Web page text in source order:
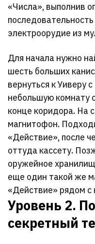
«Числа», выполнив
электроорудие из
Для начала нужно
шесть больших
вернуться к Уиверу
небольшую комнату
конце коридора. На
магнитофон.
«Действие», после
оттуда кассету.
оружейное
еще один такой же
«Действие» рядом с
Уровень 2.
секретный